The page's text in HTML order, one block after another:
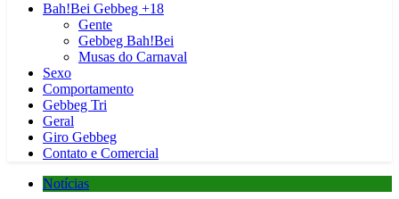
Bah!Bei Gebbeg +18
Gente
Gebbeg Bah!Bei
Musas do Carnaval
Sexo
Comportamento
Gebbeg Tri
Geral
Giro Gebbeg
Contato e Comercial
Notícias